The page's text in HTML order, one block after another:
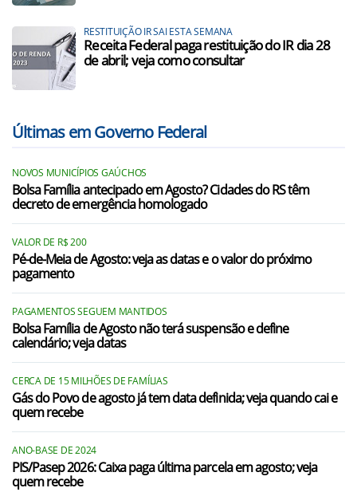
RESTITUIÇÃO IR SAI ESTA SEMANA
Receita Federal paga restituição do IR dia 28
de abril; veja como consultar
Últimas em Governo Federal
NOVOS MUNICÍPIOS GAÚCHOS
Bolsa Família antecipado em Agosto? Cidades do RS têm
decreto de emergência homologado
VALOR DE R$ 200
Pé-de-Meia de Agosto: veja as datas e o valor do próximo
pagamento
PAGAMENTOS SEGUEM MANTIDOS
Bolsa Família de Agosto não terá suspensão e define
calendário; veja datas
CERCA DE 15 MILHÕES DE FAMÍLIAS
Gás do Povo de agosto já tem data definida; veja quando cai e
quem recebe
ANO-BASE DE 2024
PIS/Pasep 2026: Caixa paga última parcela em agosto; veja
quem recebe